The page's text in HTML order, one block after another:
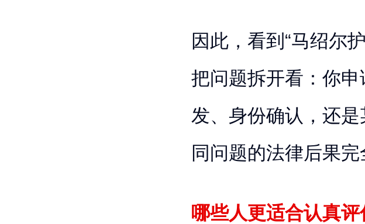
因此，看到“马绍尔
把问题拆开看：你
发、身份确认，还
同问题的法律后果完
哪些人更适合认真